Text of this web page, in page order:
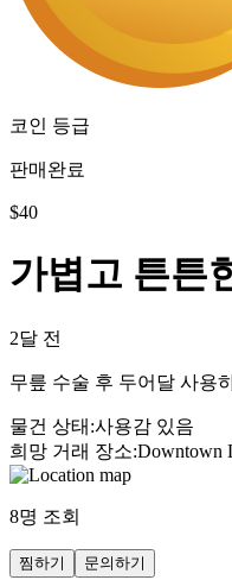
코인 등급
판매완료
$40
가볍고 튼튼
2달 전
무릎 수술 후 두어달 사용
물건 상태 :사용감 있음
희망 거래 장소:Downtown
8명 조회
찜하기 문의하기